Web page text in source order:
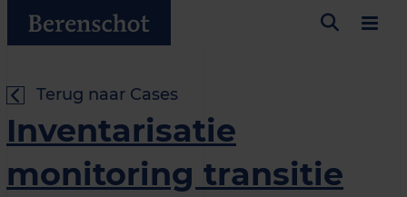
Terug naar Cases
Inventarisatie
monitoring transitie